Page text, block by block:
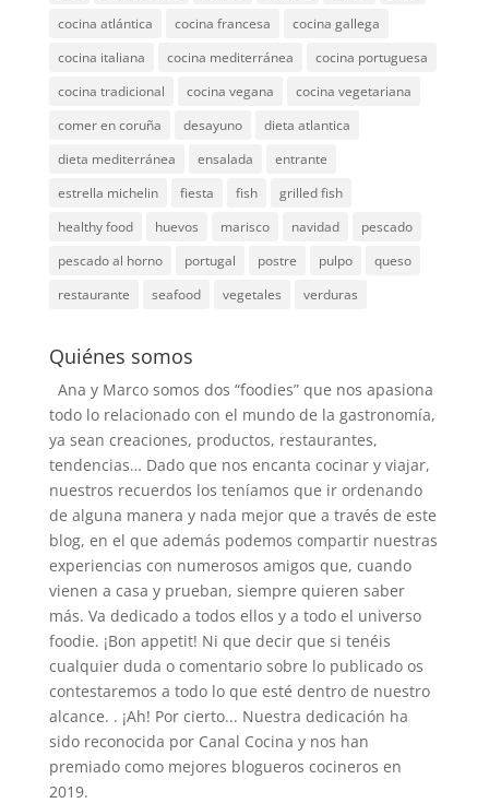
cocina atlántica
cocina francesa
cocina gallega
cocina italiana
cocina mediterránea
cocina portuguesa
cocina tradicional
cocina vegana
cocina vegetariana
comer en coruña
desayuno
dieta atlantica
dieta mediterránea
ensalada
entrante
estrella michelin
fiesta fish
grilled fish
healthy food
huevos marisco navidad
pescado
pescado al horno
portugal postre pulpo
queso
restaurante
seafood vegetales verduras
Quiénes somos
Ana y Marco somos dos “foodies” que nos apasiona
todo lo relacionado con el mundo de la gastronomía,
ya sean creaciones, productos, restaurantes,
tendencias… Dado que nos encanta cocinar y viajar,
nuestros recuerdos los teníamos que ir ordenando
de alguna manera y nada mejor que a través de este
blog, en el que además podemos compartir nuestras
experiencias con numerosos amigos que, cuando
vienen a casa y prueban, siempre quieren saber
más. Va dedicado a todos ellos y a todo el universo
foodie. ¡Bon appetit! Ni que decir que si tenéis
cualquier duda o comentario sobre lo publicado os
contestaremos a todo lo que esté dentro de nuestro
alcance. . ¡Ah! Por cierto... Nuestra dedicación ha
sido reconocida por Canal Cocina y nos han
premiado como mejores blogueros cocineros en
2019.